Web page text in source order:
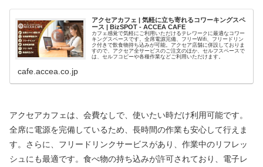
アクセアカフェ | 気軽に立ち寄れるコワーキングスペ
ース | BizSPOT - ACCEA CAFE
カフェ感覚で気軽にご利用いただけるテレワークに最適なコワー
キングスペースです。全席電源完備、フリーWifi、フリードリン
ク付きで飲食物持ち込みが可能。アクセア店舗に併設しておりま
すので、アクセア全サービスのご注文のほか、セルフスペースで
は、セルフコピーや各種作業などご利用いただけます。
cafe.accea.co.jp
アクセアカフェは、会費なしで、使いたい時だけ利用可能です。
全席に電源を完備しているため、長時間の作業も安心して行えま
す。さらに、フリードリンクサービスがあり、作業中のリフレッ
シュにも最適です。食べ物の持ち込みが許可されており、電子レ